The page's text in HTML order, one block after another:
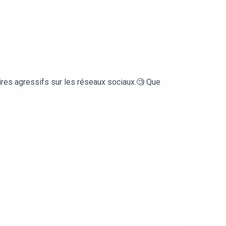
On Suzane et au Wonder Family Gang pour
Le site du
personnel :
dialogue : BRUT - le sexisme chez les
agressifs sur les réseaux sociaux.🧐 Que
Et aussi la possibilité de visionner des doc
a organisé des tables rondes sur des sujets
et solidaires ✊🏿✊✊🏾✊🏻✊🏾✊🏼✊🏽
:
dialogue : BRUT - le sexisme chez les